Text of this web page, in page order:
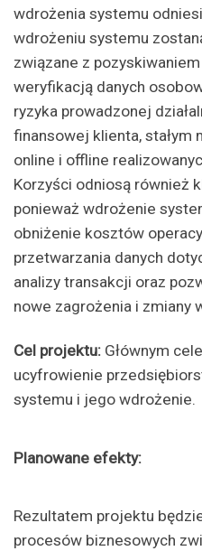
wdrożenia systemu
wdrożeniu systemu
związane z
weryfikacją danych
ryzyka prowadzonej
finansowej klienta, stałym
online i offline
Korzyści odniosą również
ponieważ wdrożenie
obniżenie kosztów
przetwarzania danych
analizy transakcji oraz
nowe zagrożenia i zmiany
Cel projektu: Głównym
ucyfrowienie
systemu i jego wdrożenie.
Planowane efekty:
Rezultatem projektu
procesów biznesowych